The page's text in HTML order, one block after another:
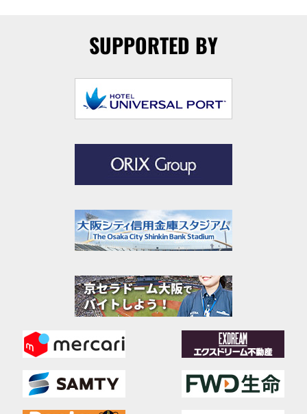
SUPPORTED BY